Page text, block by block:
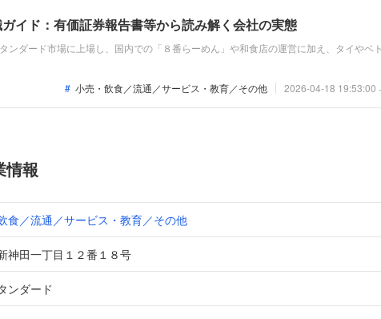
イド：有価証券報告書等から読み解く会社の実態
ンダード市場に上場し、国内での「８番らーめん」や和食店の運営に加え、タイやベト
小売・飲食／流通／サービス・教育／その他 2026-04-18 19:53:00
情報
食／流通／サービス・教育／その他
神田一丁目１２番１８号
ンダード